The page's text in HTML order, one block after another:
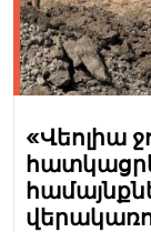
«Վեոլիա